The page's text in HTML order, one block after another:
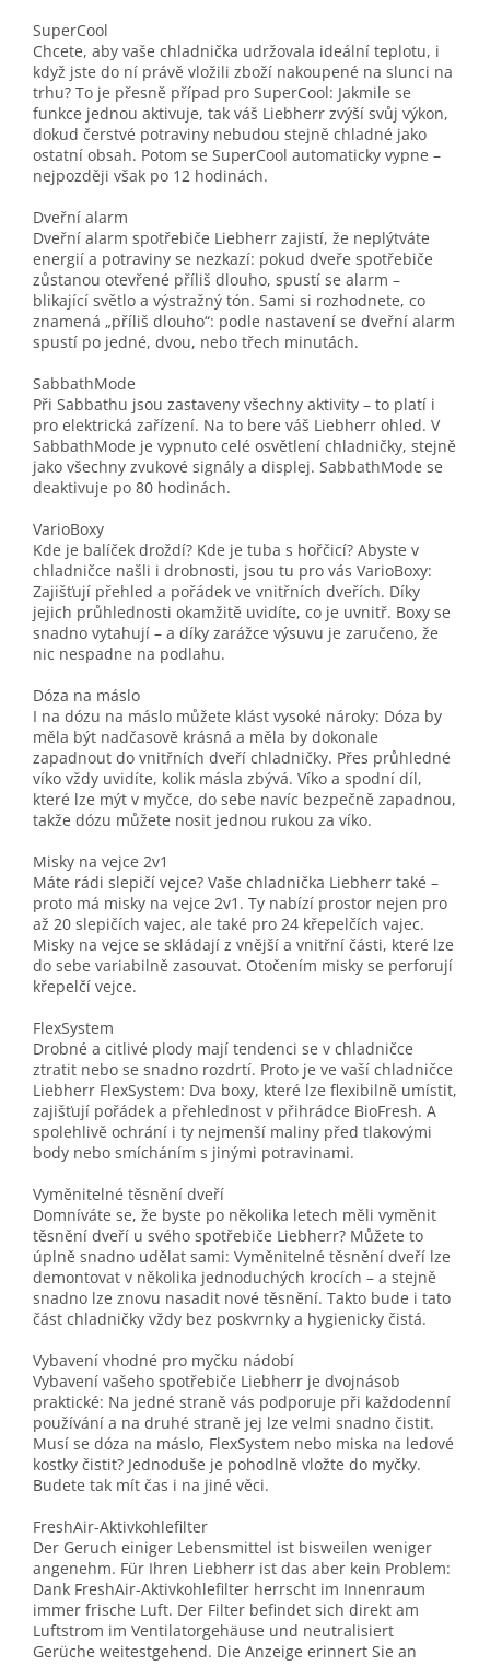
SuperCool
Chcete, aby vaše chladnička udržovala ideální teplotu, i
když jste do ní právě vložili zboží nakoupené na slunci na
trhu? To je přesně případ pro SuperCool: Jakmile se
funkce jednou aktivuje, tak váš Liebherr zvýší svůj výkon,
dokud čerstvé potraviny nebudou stejně chladné jako
ostatní obsah. Potom se SuperCool automaticky vypne –
nejpozději však po 12 hodinách.
Dveřní alarm
Dveřní alarm spotřebiče Liebherr zajistí, že neplýtváte
energií a potraviny se nezkazí: pokud dveře spotřebiče
zůstanou otevřené příliš dlouho, spustí se alarm –
blikající světlo a výstražný tón. Sami si rozhodnete, co
znamená „příliš dlouho“: podle nastavení se dveřní alarm
spustí po jedné, dvou, nebo třech minutách.
SabbathMode
Při Sabbathu jsou zastaveny všechny aktivity – to platí i
pro elektrická zařízení. Na to bere váš Liebherr ohled. V
SabbathMode je vypnuto celé osvětlení chladničky, stejně
jako všechny zvukové signály a displej. SabbathMode se
deaktivuje po 80 hodinách.
VarioBoxy
Kde je balíček droždí? Kde je tuba s hořčicí? Abyste v
chladničce našli i drobnosti, jsou tu pro vás VarioBoxy:
Zajišťují přehled a pořádek ve vnitřních dveřích. Díky
jejich průhlednosti okamžitě uvidíte, co je uvnitř. Boxy se
snadno vytahují – a díky zarážce výsuvu je zaručeno, že
nic nespadne na podlahu.
Dóza na máslo
I na dózu na máslo můžete klást vysoké nároky: Dóza by
měla být nadčasově krásná a měla by dokonale
zapadnout do vnitřních dveří chladničky. Přes průhledné
víko vždy uvidíte, kolik másla zbývá. Víko a spodní díl,
které lze mýt v myčce, do sebe navíc bezpečně zapadnou,
takže dózu můžete nosit jednou rukou za víko.
Misky na vejce 2v1
Máte rádi slepičí vejce? Vaše chladnička Liebherr také –
proto má misky na vejce 2v1. Ty nabízí prostor nejen pro
až 20 slepičích vajec, ale také pro 24 křepelčích vajec.
Misky na vejce se skládají z vnější a vnitřní části, které lze
do sebe variabilně zasouvat. Otočením misky se perforují
křepelčí vejce.
FlexSystem
Drobné a citlivé plody mají tendenci se v chladničce
ztratit nebo se snadno rozdrtí. Proto je ve vaší chladničce
Liebherr FlexSystem: Dva boxy, které lze flexibilně umístit,
zajišťují pořádek a přehlednost v přihrádce BioFresh. A
spolehlivě ochrání i ty nejmenší maliny před tlakovými
body nebo smícháním s jinými potravinami.
Vyměnitelné těsnění dveří
Domníváte se, že byste po několika letech měli vyměnit
těsnění dveří u svého spotřebiče Liebherr? Můžete to
úplně snadno udělat sami: Vyměnitelné těsnění dveří lze
demontovat v několika jednoduchých krocích – a stejně
snadno lze znovu nasadit nové těsnění. Takto bude i tato
část chladničky vždy bez poskvrnky a hygienicky čistá.
Vybavení vhodné pro myčku nádobí
Vybavení vašeho spotřebiče Liebherr je dvojnásob
praktické: Na jedné straně vás podporuje při každodenní
používání a na druhé straně jej lze velmi snadno čistit.
Musí se dóza na máslo, FlexSystem nebo miska na ledové
kostky čistit? Jednoduše je pohodlně vložte do myčky.
Budete tak mít čas i na jiné věci.
FreshAir-Aktivkohlefilter
Der Geruch einiger Lebensmittel ist bisweilen weniger
angenehm. Für Ihren Liebherr ist das aber kein Problem:
Dank FreshAir-Aktivkohlefilter herrscht im Innenraum
immer frische Luft. Der Filter befindet sich direkt am
Luftstrom im Ventilatorgehäuse und neutralisiert
Gerüche weitestgehend. Die Anzeige erinnert Sie an